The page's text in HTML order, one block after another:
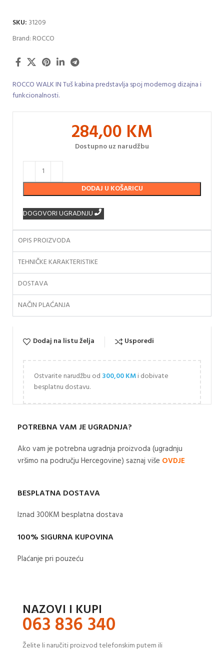
SKU: 31209
Brand: ROCCO
ROCCO WALK IN Tuš kabina predstavlja spoj modernog dizajna i
funkcionalnosti.
284,00 KM
Dostupno uz narudžbu
DODAJ U KOŠARICU
DOGOVORI UGRADNJU
OPIS PROIZVODA
TEHNIČKE KARAKTERISTIKE
DOSTAVA
NAČIN PLAĆANJA
Dodaj na listu želja Usporedi
Ostvarite narudžbu od 300,00KMi dobivate
besplatnu dostavu.
POTREBNA VAM JE UGRADNJA?
Ako vam je potrebna ugradnja proizvoda (ugradnju
vršimo na području Hercegovine) saznaj više OVDJE
BESPLATNA DOSTAVA
Iznad 300KM besplatna dostava​
100% SIGURNA KUPOVINA
Plaćanje pri pouzeću
NAZOVI I KUPI
063 836 340
Želite li naručiti proizvod telefonskim putem ili